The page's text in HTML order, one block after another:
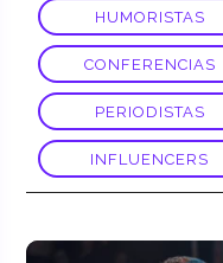
HUMORISTAS
CONFERENCIAS
PERIODISTAS
INFLUENCERS